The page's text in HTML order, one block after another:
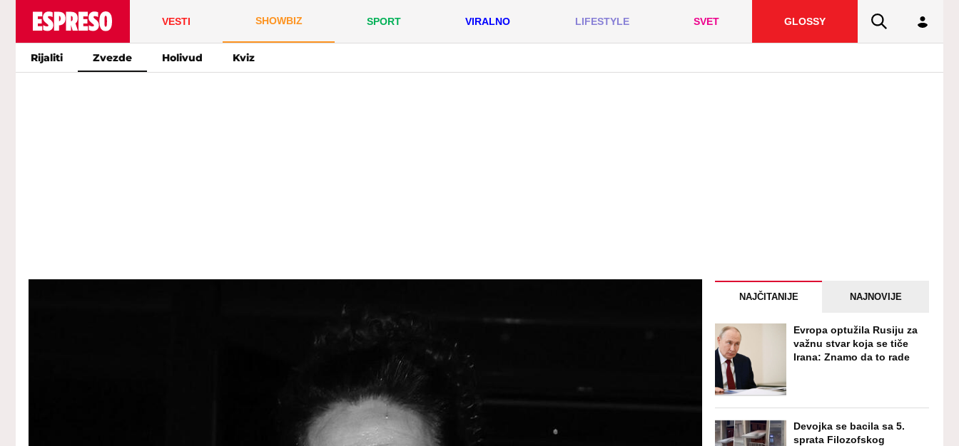
VESTI SHOWBIZ SPORT VIRALNO LIFESTYLE SVET GLOSSY
Rijaliti Zvezde Holivud Kviz
NAJČITANIJE NAJNOVIJE
Evropa optužila Rusiju za
važnu stvar koja se tiče
Irana: Znamo da to rade
Devojka se bacila sa 5.
sprata Filozofskog